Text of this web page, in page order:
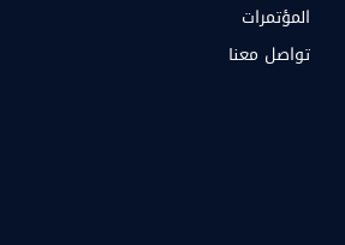
المؤتمرات
تواصل معنا